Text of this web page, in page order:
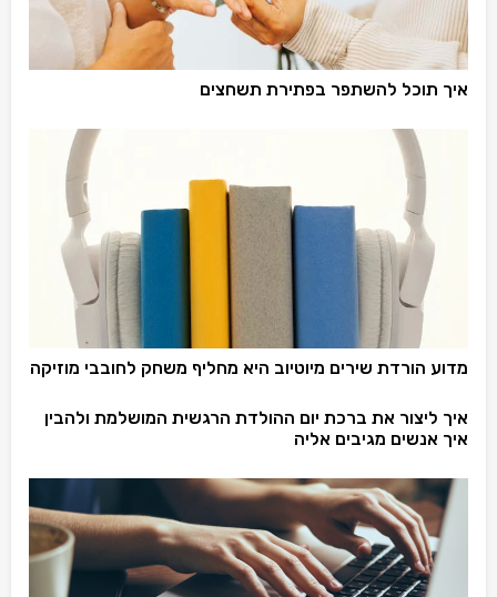
איך תוכל להשתפר בפתירת תשחצים
מדוע הורדת שירים מיוטיוב היא מחליף משחק לחובבי מוזיקה
איך ליצור את ברכת יום ההולדת הרגשית המושלמת ולהבין
איך אנשים מגיבים אליה